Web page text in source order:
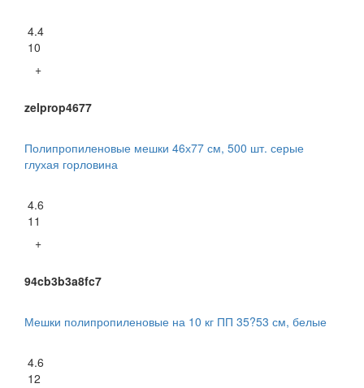
4.4
10
+
zelprop4677
Полипропиленовые мешки 46х77 см, 500 шт. серые
глухая горловина
4.6
11
+
94cb3b3a8fc7
Мешки полипропиленовые на 10 кг ПП 35?53 см, белые
4.6
12